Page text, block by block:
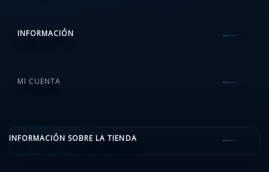
INFORMACIÓN
MI CUENTA
INFORMACIÓN SOBRE LA TIENDA